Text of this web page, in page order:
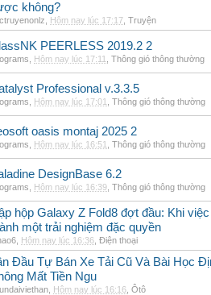
không?
Hôm nay lúc 17:17 Truyện
PEERLESS 2019.2 2
Hôm nay lúc 17:11 Thông gió thông thường
Professional v.3.3.5
Hôm nay lúc 17:01 Thông gió thông thường
oasis montaj 2025 2
Hôm nay lúc 16:51 Thông gió thông thường
DesignBase 6.2
Hôm nay lúc 16:39 Thông gió thông thường
hộp Galaxy Z Fold8 đợt đầu: Khi
một trải nghiệm đặc quyền
Hôm nay lúc 16:36 Điện thoại
Đầu Tự Bán Xe Tải Cũ Và Bài Học
Mất Tiền Ngu
Hôm nay lúc 16:16 Ôtô